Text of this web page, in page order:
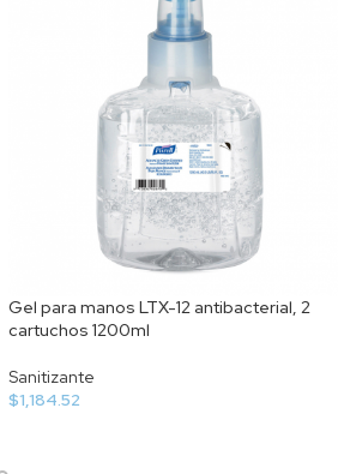
Gel para manos LTX-12 antibacterial, 2
cartuchos 1200ml
Sanitizante
$1,184.52